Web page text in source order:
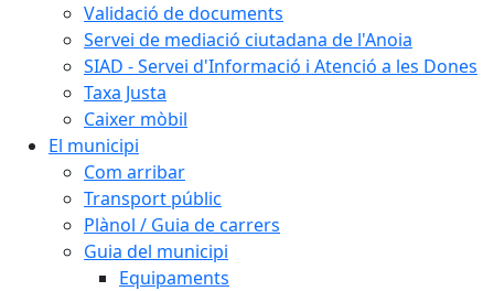
Validació de documents
Servei de mediació ciutadana de l'Anoia
SIAD - Servei d'Informació i Atenció a les Dones
Taxa Justa
Caixer mòbil
El municipi
Com arribar
Transport públic
Plànol / Guia de carrers
Guia del municipi
Equipaments